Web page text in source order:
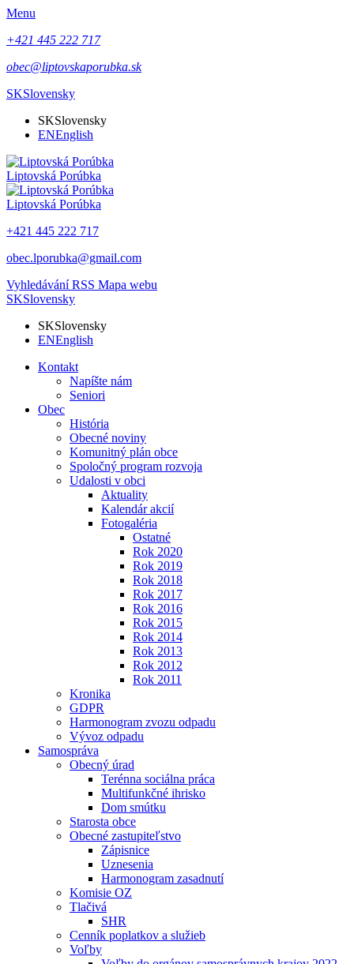
Menu
+421 445 222 717
obec@liptovskaporubka.sk
SKSlovensky
SKSlovensky
ENEnglish
Liptovská Porúbka
Liptovská Porúbka
+421 445 222 717
obec.lporubka@gmail.com
Vyhledávání RSS Mapa webu
SKSlovensky
SKSlovensky
ENEnglish
Kontakt
Napíšte nám
Seniori
Obec
História
Obecné noviny
Komunitný plán obce
Spoločný program rozvoja
Udalosti v obci
Aktuality
Kalendár akcií
Fotogaléria
Ostatné
Rok 2020
Rok 2019
Rok 2018
Rok 2017
Rok 2016
Rok 2015
Rok 2014
Rok 2013
Rok 2012
Rok 2011
Kronika
GDPR
Harmonogram zvozu odpadu
Vývoz odpadu
Samospráva
Obecný úrad
Terénna sociálna práca
Multifunkčné ihrisko
Dom smútku
Starosta obce
Obecné zastupiteľstvo
Zápisnice
Uznesenia
Harmonogram zasadnutí
Komisie OZ
Tlačivá
SHR
Cenník poplatkov a služieb
Voľby